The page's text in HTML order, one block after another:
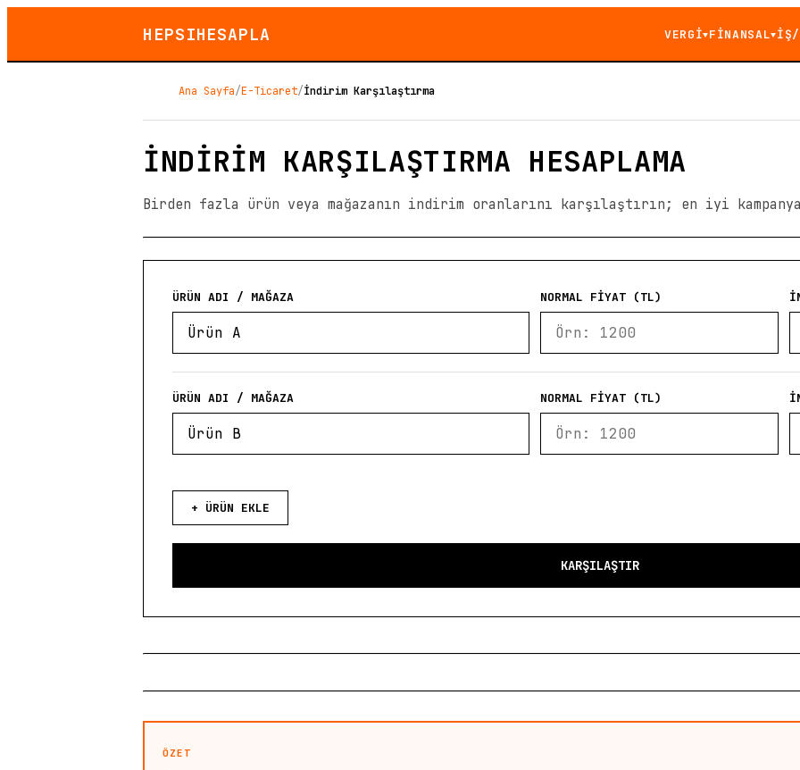
HEPSIHESAPLA VERGİ▼FİNANSAL▼İŞ/
Ana Sayfa/E-Ticaret/İndirim Karşılaştırma
İNDIRIM KARŞILAŞTIRMA HESAPLAMA
Birden fazla ürün veya mağazanın indirim oranlarını karşılaştırın; en iyi
ÜRÜN ADI / MAĞAZA NORMAL FIYAT (TL)
ÜRÜN ADI / MAĞAZA NORMAL FIYAT (TL)
+ ÜRÜN EKLE
KARŞILAŞTIR
ÖZET